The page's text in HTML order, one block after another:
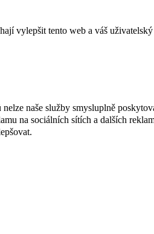
vylepšit tento web a váš
naše služby smysluplně
na sociálních sítích a dalších